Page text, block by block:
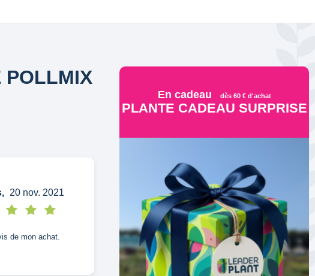
POLLMIX
20 nov. 2021
de mon achat.
En cadeau dès 60 € d'achat
PLANTE CADEAU SURPRISE